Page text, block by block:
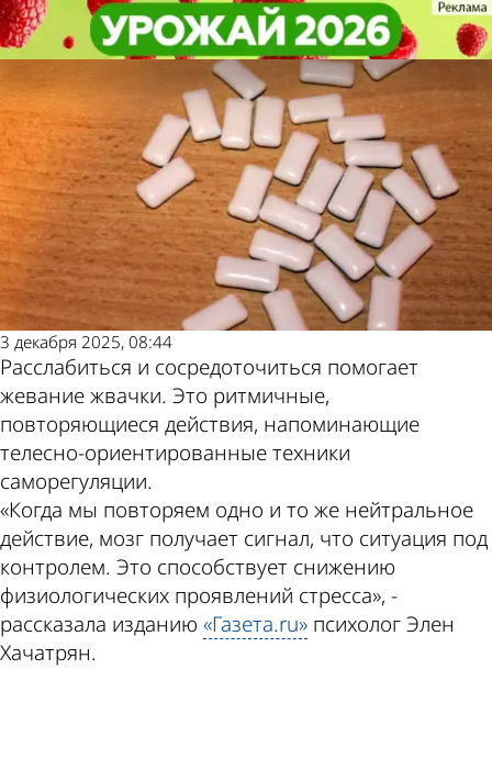
Назван необычный способ
снизить уровень стресса
Общество
3 декабря 2025, 08:44
Расслабиться и сосредоточиться помогает
жевание жвачки. Это ритмичные,
повторяющиеся действия, напоминающие
телесно-ориентированные техники
саморегуляции.
«Когда мы повторяем одно и то же нейтральное
действие, мозг получает сигнал, что ситуация под
контролем. Это способствует снижению
физиологических проявлений стресса», -
рассказала изданию «Газета.ru» психолог Элен
Хачатрян.
Назван необычный способ
снизить уровень стресса
Общество
Другие новости
по теме
Погода и курсы
валют в Пензе